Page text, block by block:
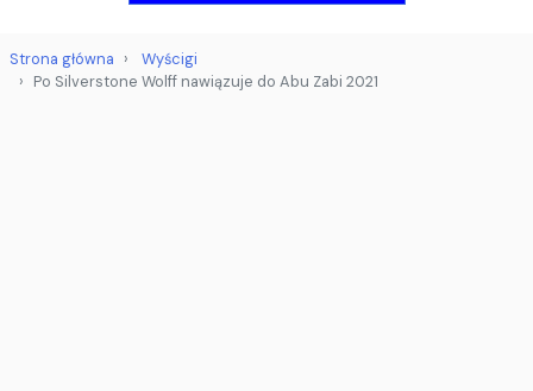
Strona główna
Wyścigi
Po Silverstone Wolff nawiązuje do Abu Zabi 2021